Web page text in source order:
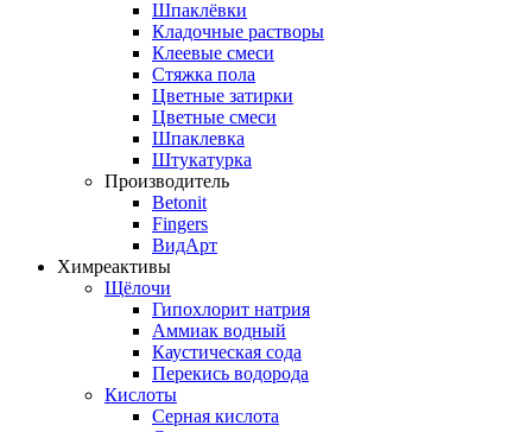
Шпаклёвки
Кладочные растворы
Клеевые смеси
Стяжка пола
Цветные затирки
Цветные смеси
Шпаклевка
Штукатурка
Производитель
Betonit
Fingers
ВидАрт
Химреактивы
Щёлочи
Гипохлорит натрия
Аммиак водный
Каустическая сода
Перекись водорода
Кислоты
Серная кислота